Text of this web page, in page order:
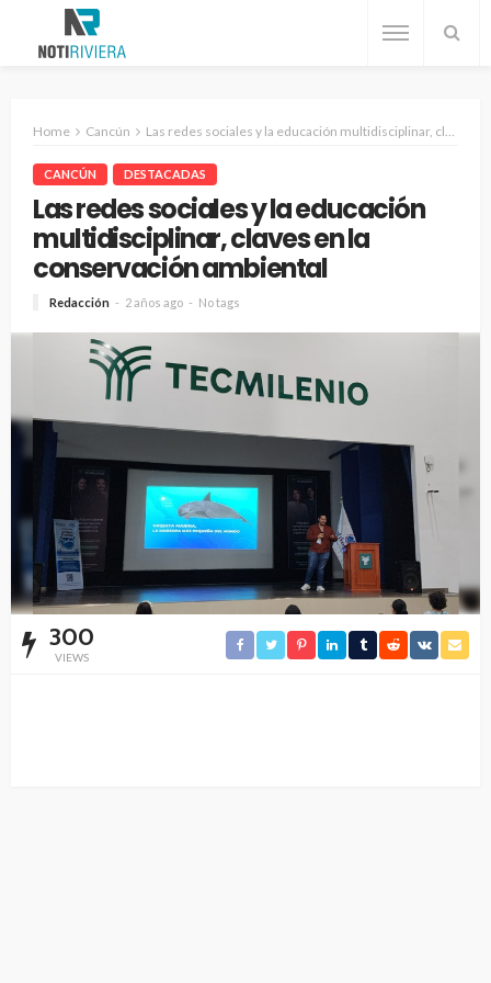
Home Cancún Las redes sociales y la educación multidisciplinar, claves en la conservación ambiental
CANCÚN DESTACADAS
Las redes sociales y la educación
multidisciplinar, claves en la
conservación ambiental
Redacción 2 años ago No tags
300
VIEWS